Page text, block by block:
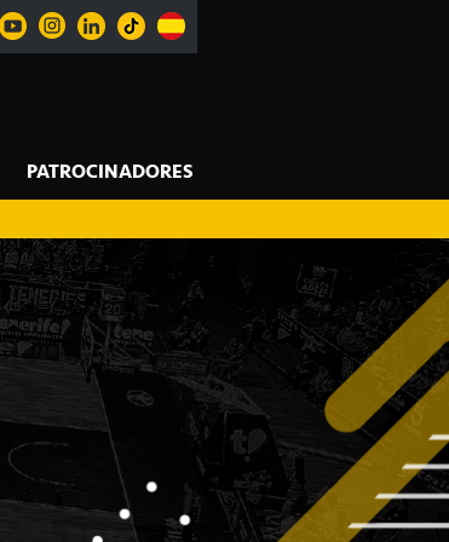
PATROCINADORES